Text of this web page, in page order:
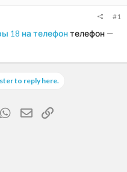
#1
18 на телефонтелефон —
to reply here.
WhatsApp
EmailLink